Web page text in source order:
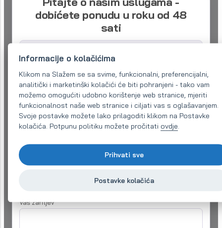
dobićete ponudu u roku od 48
sati
moguće. Odmah ćemo Vam poslati potvrdu zahtjeva i
detalja može Vas kontaktirati na date kontakte.
Naziv kompanije:
Email (obavezno)*
Telefon:*
Vaš zahtjev*
Informacije o kolačićima
Klikom na Slažem se sa svime, funkcionalni, preferencijalni,
analitički i marketinški kolačići će biti pohranjeni - tako vam
možemo omogućiti udobno korištenje web stranice, mjeriti
funkcionalnost naše web stranice i ciljati vas s oglašavanjem.
Svoje postavke možete lako prilagoditi klikom na Postavke
kolačića. Potpunu politiku možete pročitati ovdje
Prihvati sve
Postavke kolačića